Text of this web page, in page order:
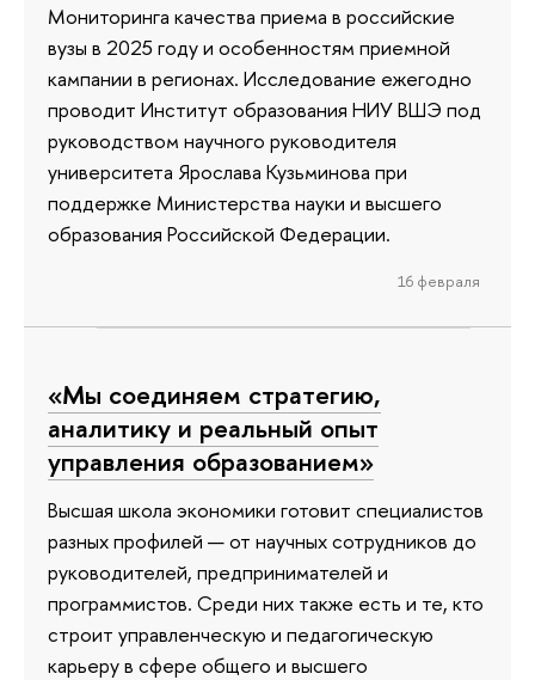
Мониторинга качества приема в российские
вузы в 2025 году и особенностям приемной
кампании в регионах. Исследование ежегодно
проводит Институт образования НИУ ВШЭ под
руководством научного руководителя
университета Ярослава Кузьминова при
поддержке Министерства науки и высшего
образования Российской Федерации.
16 февраля
«Мы соединяем стратегию,
аналитику и реальный опыт
управления образованием»
Высшая школа экономики готовит специалистов
разных профилей — от научных сотрудников до
руководителей, предпринимателей и
программистов. Среди них также есть и те, кто
строит управленческую и педагогическую
карьеру в сфере общего и высшего